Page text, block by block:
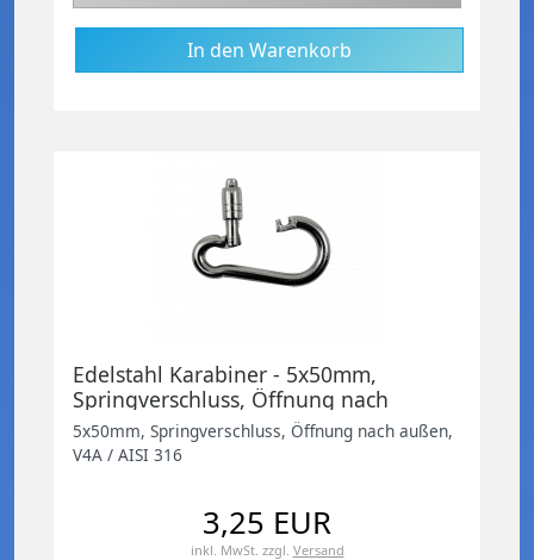
Edelstahl Karabiner - 5x50mm,
Springverschluss, Öffnung nach
außen, V4A / AISI 316
5x50mm, Springverschluss, Öffnung nach außen,
V4A / AISI 316
3,25 EUR
inkl. MwSt. zzgl. Versand